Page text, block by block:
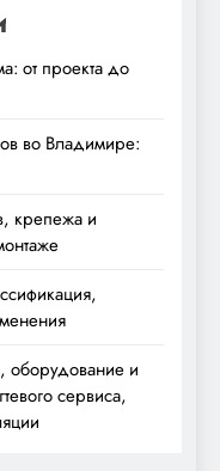
от проекта до
во Владимире:
крепежа и
оборудование и
сервиса,